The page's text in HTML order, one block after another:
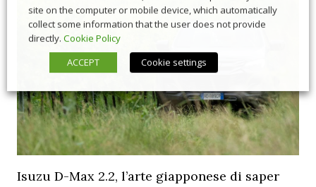
Isuzu D-Max 2.2, l’arte giapponese di saper
site on the computer or mobile device, which automatically
collect some information that the user does not provide
directly. Cookie Policy
ACCEPT
Cookie settings